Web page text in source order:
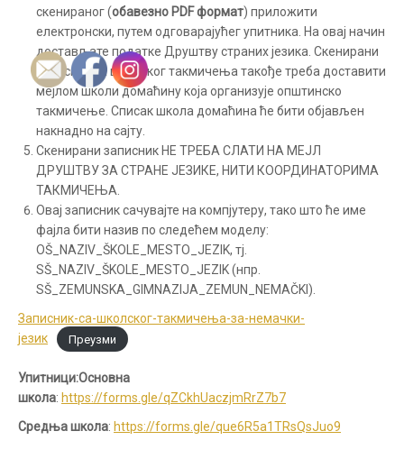
скенираног (обавезно PDFформат) приложити
електронски, путем одговарајућег упитника. На овај начин
достављате податке Друштву страних језика. Скенирани
записник са школског такмичења такође треба доставити
мејлом школи домаћину која организује општинско
такмичење. Списак школа домаћина ће бити објављен
накнадно на сајту.
Скенирани записник НЕ ТРЕБА СЛАТИ НА МЕЈЛ
ДРУШТВУ ЗА СТРАНЕ ЈЕЗИКЕ, НИТИ КООРДИНАТОРИМА
ТАКМИЧЕЊА.
Овај записник сачувајте на компјутеру, тако што ће име
фајла бити назив по следећем моделу:
ОŠ_NAZIV_ŠKOLE_MESTO_JEZIK, тј.
SŠ_NAZIV_ŠKOLE_MESTO_JEZIK (нпр.
SŠ_ZEMUNSKA_GIMNAZIJA_ZEMUN_NEMAČKI).
Записник-са-школског-такмичења-за-немачки-
језик
Преузми
Упитници:Основна
школа: https://forms.gle/qZCkhUaczjmRrZ7b7
Средња школа: https://forms.gle/que6R5a1TRsQsJuo9